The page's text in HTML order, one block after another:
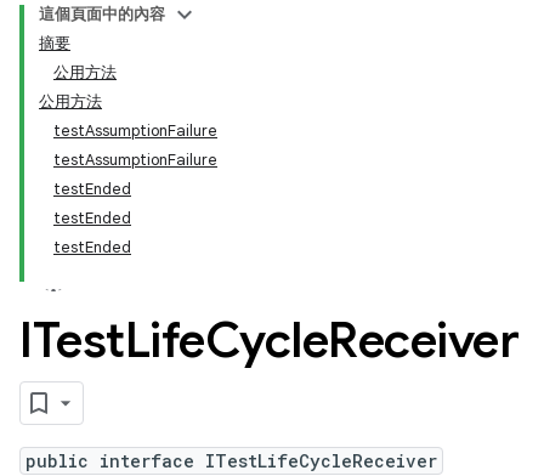
這個頁面中的內容
摘要
公用方法
公用方法
testAssumptionFailure
testAssumptionFailure
testEnded
testEnded
testEnded
ITestLifeCycleReceiver
public interface ITestLifeCycleReceiver